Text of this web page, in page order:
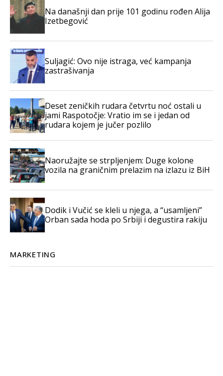
Na današnji dan prije 101 godinu rođen Alija
Izetbegović
Suljagić: Ovo nije istraga, već kampanja
zastrašivanja
Deset zeničkih rudara četvrtu noć ostali u
jami Raspotočje: Vratio im se i jedan od
rudara kojem je jučer pozlilo
Naoružajte se strpljenjem: Duge kolone
vozila na graničnim prelazim na izlazu iz BiH
Dodik i Vučić se kleli u njega, a “usamljeni”
Orban sada hoda po Srbiji i degustira rakiju
MARKETING